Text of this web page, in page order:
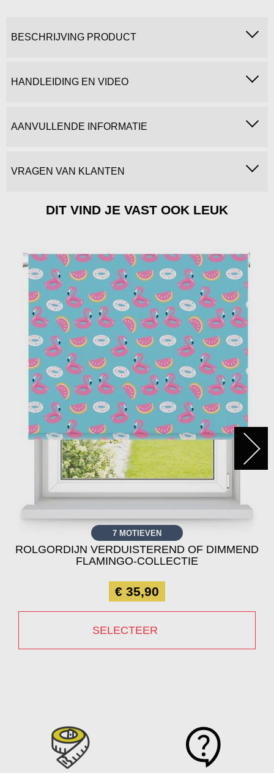
BESCHRIJVING PRODUCT
HANDLEIDING EN VIDEO
AANVULLENDE INFORMATIE
VRAGEN VAN KLANTEN
DIT VIND JE VAST OOK LEUK
7 MOTIEVEN
ROLGORDIJN VERDUISTEREND OF DIMMEND
FLAMINGO-COLLECTIE
€ 35,90
SELECTEER